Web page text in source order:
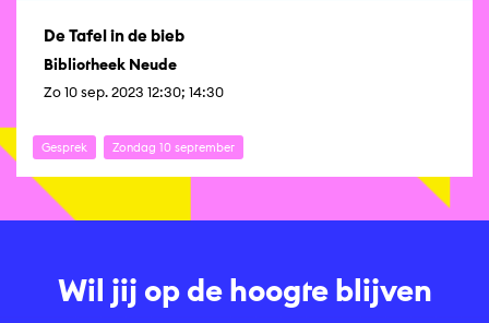
De Tafel in de bieb
Bibliotheek Neude
Zo 10 sep. 2023 12:30; 14:30
Gesprek Zondag 10 september
Wil jij op de hoogte blijven